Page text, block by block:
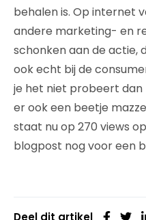
behalen is. Op internet
andere marketing- en
schonken aan de actie,
ook echt bij de
je het niet probeert dan
er ook een beetje
staat nu op 270 views
blogpost nog voor een
Deel dit artikel